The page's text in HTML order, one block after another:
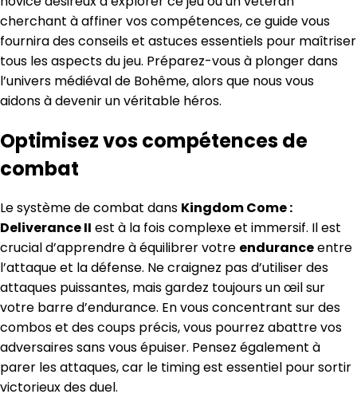
cherchant à affiner vos compétences, ce guide vous
fournira des conseils et astuces essentiels pour maîtriser
tous les aspects du jeu. Préparez-vous à plonger dans
l’univers médiéval de Bohême, alors que nous vous
aidons à devenir un véritable héros.
Optimisez vos compétences de
combat
Le système de combat dans Kingdom Come :
Deliverance II est à la fois complexe et immersif. Il est
crucial d’apprendre à équilibrer votre enduranceentre
l’attaque et la défense. Ne craignez pas d’utiliser des
attaques puissantes, mais gardez toujours un œil sur
votre barre d’endurance. En vous concentrant sur des
combos et des coups précis, vous pourrez abattre vos
adversaires sans vous épuiser. Pensez également à
parer les attaques, car le timing est essentiel pour sortir
victorieux des duel.